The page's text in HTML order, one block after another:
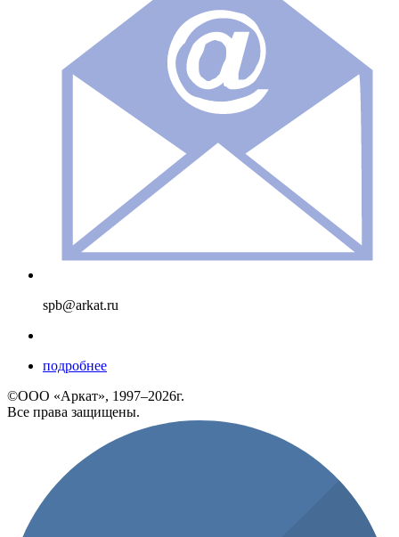
spb@arkat.ru
подробнее
©ООО «Аркат», 1997–2026г.
Все права защищены.